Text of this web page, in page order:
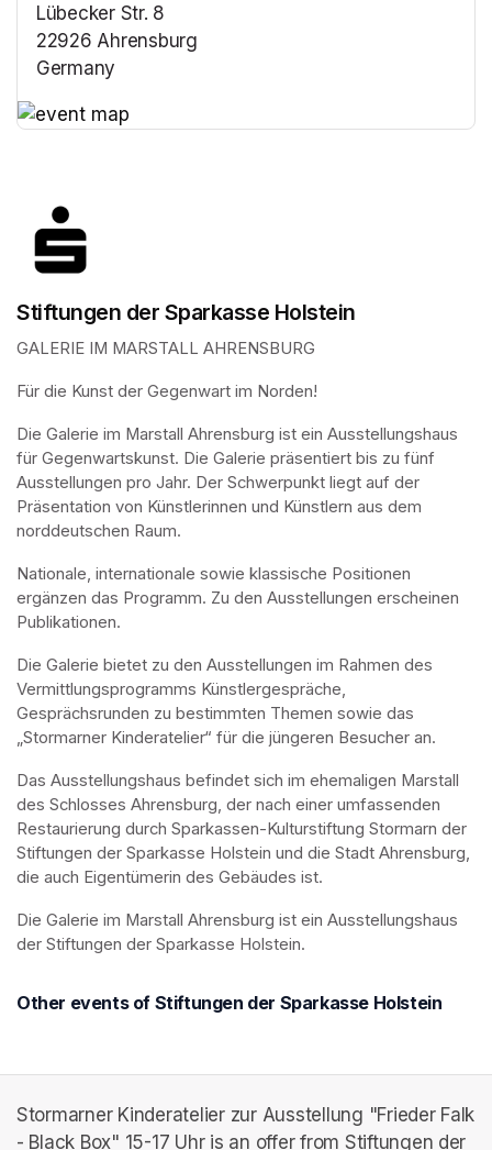
Lübecker Str. 8
22926 Ahrensburg
Germany
Stiftungen der Sparkasse Holstein
GALERIE IM MARSTALL AHRENSBURG
Für die Kunst der Gegenwart im Norden!
Die Galerie im Marstall Ahrensburg ist ein Ausstellungshaus
für Gegenwartskunst. Die Galerie präsentiert bis zu fünf
Ausstellungen pro Jahr. Der Schwerpunkt liegt auf der
Präsentation von Künstlerinnen und Künstlern aus dem
norddeutschen Raum.
Nationale, internationale sowie klassische Positionen
ergänzen das Programm. Zu den Ausstellungen erscheinen
Publikationen.
Die Galerie bietet zu den Ausstellungen im Rahmen des
Vermittlungsprogramms Künstlergespräche,
Gesprächsrunden zu bestimmten Themen sowie das
„Stormarner Kinderatelier“ für die jüngeren Besucher an.
Das Ausstellungshaus befindet sich im ehemaligen Marstall
des Schlosses Ahrensburg, der nach einer umfassenden
Restaurierung durch Sparkassen-Kulturstiftung Stormarn der
Stiftungen der Sparkasse Holstein und die Stadt Ahrensburg,
die auch Eigentümerin des Gebäudes ist.
Die Galerie im Marstall Ahrensburg ist ein Ausstellungshaus
der Stiftungen der Sparkasse Holstein.
Other events of Stiftungen der Sparkasse Holstein
Stormarner Kinderatelier zur Ausstellung "Frieder Falk
- Black Box" 15-17 Uhr is an offer from Stiftungen der